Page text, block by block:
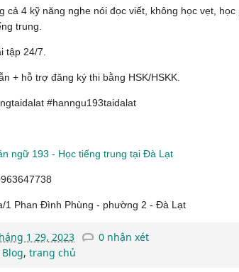
cả 4 kỹ năng nghe nói đọc viết, không học vẹt, học
trung.
tập 24/7.
+ hỗ trợ đăng ký thi bằng HSK/HSKK.
#hanngu193taidalat
ngữ 193 - Học tiếng trung tại Đà Lạt
1 Phan Đình Phùng - phường 2 - Đà Lạt
1 29, 2023
0 nhận xét
Blog, trang chủ